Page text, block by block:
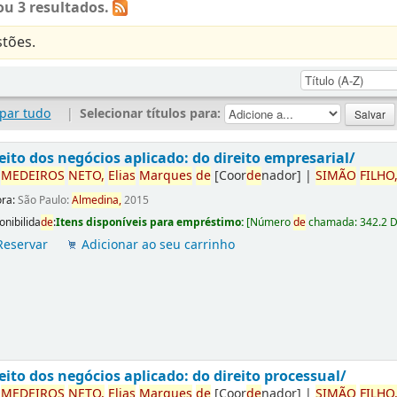
3 resultados.
tudo | Selecionar títulos para:
dos negócios aplicado: do direito empresarial/
MEDEIROS NETO, Elias Marques de [Coordenador] |SIMÃO
São Paulo:Almedina,2015
de:Itens disponíveis para empréstimo: [Númerodechamada:342.2
Adicionar ao seu carrinho
dos negócios aplicado: do direito processual/